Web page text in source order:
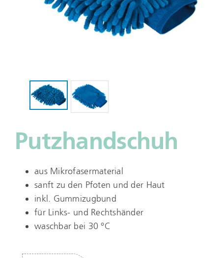
Putzhandschuh
aus Mikrofasermaterial
sanft zu den Pfoten und der Haut
inkl. Gummizugbund
für Links- und Rechtshänder
waschbar bei 30 °C